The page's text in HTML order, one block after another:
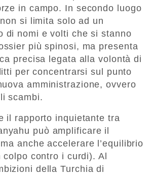
in campo. In secondo luogo
non si limita solo ad un
di nomi e volti che si stanno
più spinosi, ma presenta
precisa legata alla volontà di
per concentrarsi sul punto
amministrazione, ovvero
scambi.
il rapporto inquietante tra
può amplificare il
anche accelerare l’equilibrio
contro i curdi). Al
della Turchia di